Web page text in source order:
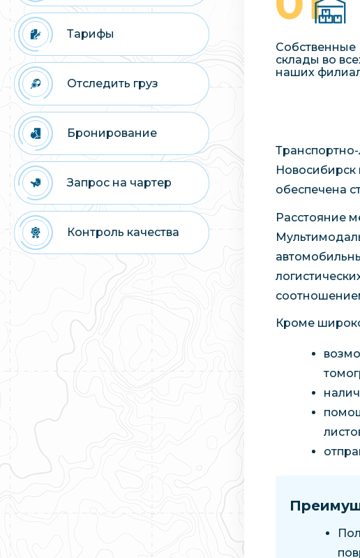
Тарифы
Отследить груз
Бронирование
Запрос на чартер
Контроль качества
Собственные
склады во
наших
Новосибирск
обеспечена
Расстояние
Кроме